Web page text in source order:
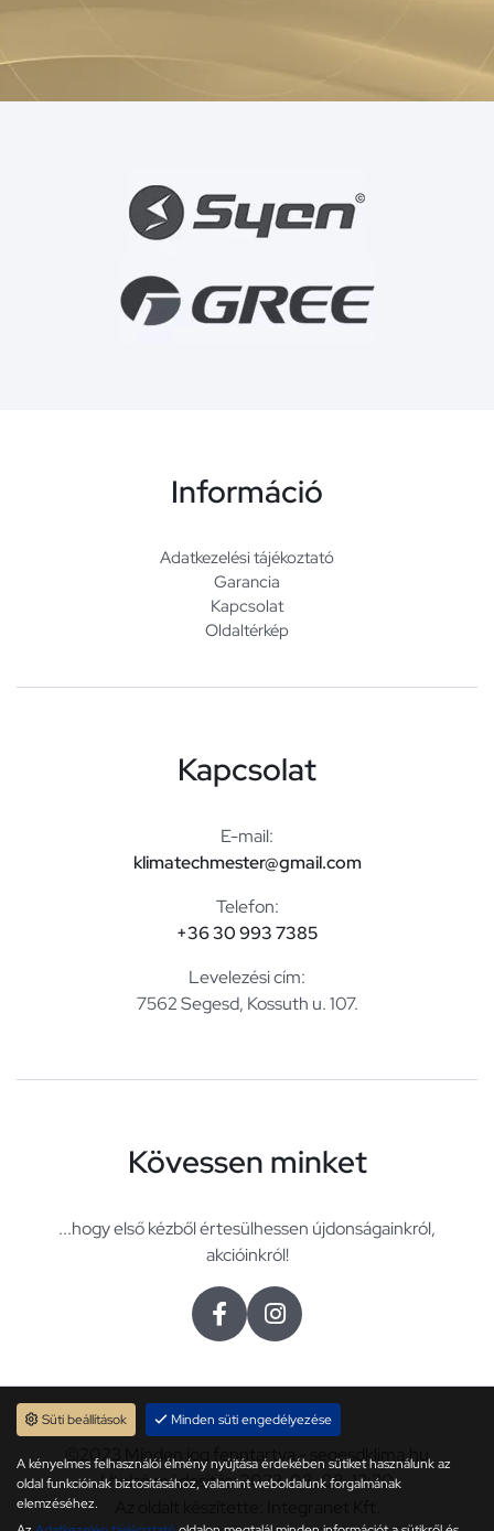
Információ
Adatkezelési tájékoztató
Garancia
Kapcsolat
Oldaltérkép
Kapcsolat
E-mail:
klimatechmester@gmail.com
Telefon:
+36 30 993 7385
Levelezési cím:
7562 Segesd, Kossuth u. 107.
Kövessen minket
...hogy első kézből értesülhessen újdonságainkról,
akcióinkról!
©2023 Minden jog fenntartva - segesdklima.hu
Utolsó módosítás: 2023. 08. 08. 13:30
Süti beállítások Minden süti engedélyezése
A kényelmes felhasználói élmény nyújtása érdekében sütiket használunk az
oldal funkcióinak biztosításához, valamint weboldalunk forgalmának
elemzéséhez.